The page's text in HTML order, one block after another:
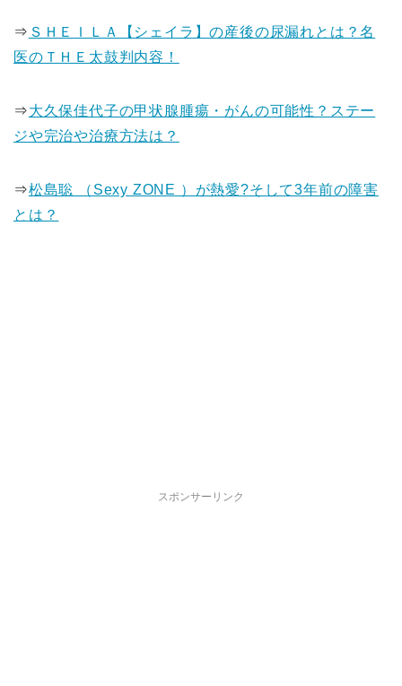
⇒ ＳＨＥＩＬＡ【シェイラ】の産後の尿漏れとは？名
医のＴＨＥ太鼓判内容！
⇒大久保佳代子の甲状腺腫瘍・がんの可能性？ステー
ジや完治や治療方法は？
⇒松島聡 （Sexy ZONE ）が熱愛?そして3年前の障害
とは？
スポンサーリンク